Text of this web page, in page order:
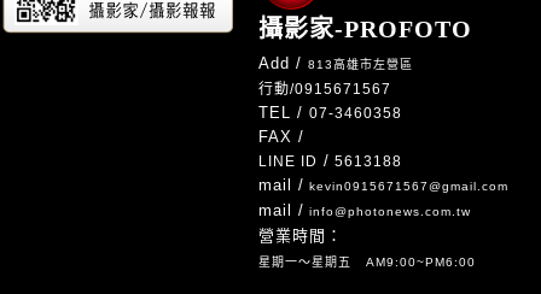
攝影家-PROFOTO
Add / 813高雄市左營區
行動/0915671567
TEL / 07-3460358
FAX /
LINE ID / 5613188
mail / kevin0915671567@gmail.com
mail / info@photonews.com.tw
營業時間：
星期一～星期五 AM9:00~PM6:00